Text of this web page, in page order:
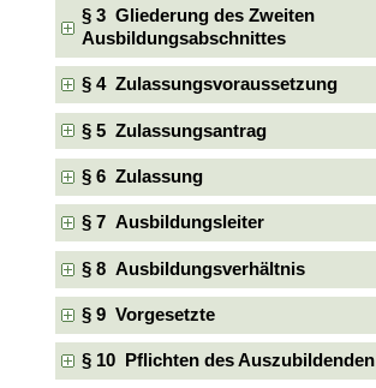
§ 3 Gliederung des Zweiten
Ausbildungsabschnittes
§ 4 Zulassungsvoraussetzung
§ 5 Zulassungsantrag
§ 6 Zulassung
§ 7 Ausbildungsleiter
§ 8 Ausbildungsverhältnis
§ 9 Vorgesetzte
§ 10 Pflichten des Auszubildenden